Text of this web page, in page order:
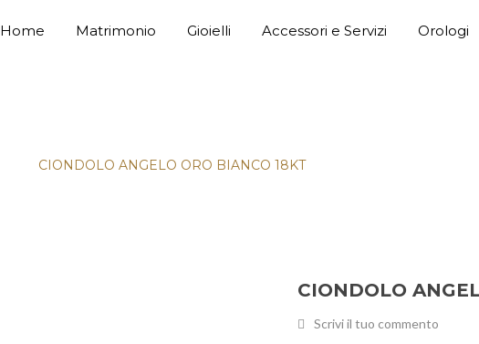
Home Matrimonio Gioielli Accessori e Servizi Orologi
CIONDOLO ANGELO ORO BIANCO 18KT
CIONDOLO
Scrivi il tuo commento